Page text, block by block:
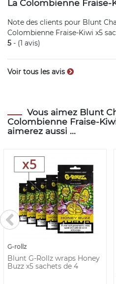
La Colombienne Fraise-
Note des clients pour Blunt
Colombienne Fraise-Kiwi x5
5 - (1 avis)
Voir tous les avis
Vous aimez Blunt
Colombienne Fraise-
aimerez aussi ...
G-rollz
Blunt G-Rollz wraps Honey
Buzz x5 sachets de 4